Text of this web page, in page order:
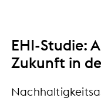
EHI-Studie:
Zukunft in